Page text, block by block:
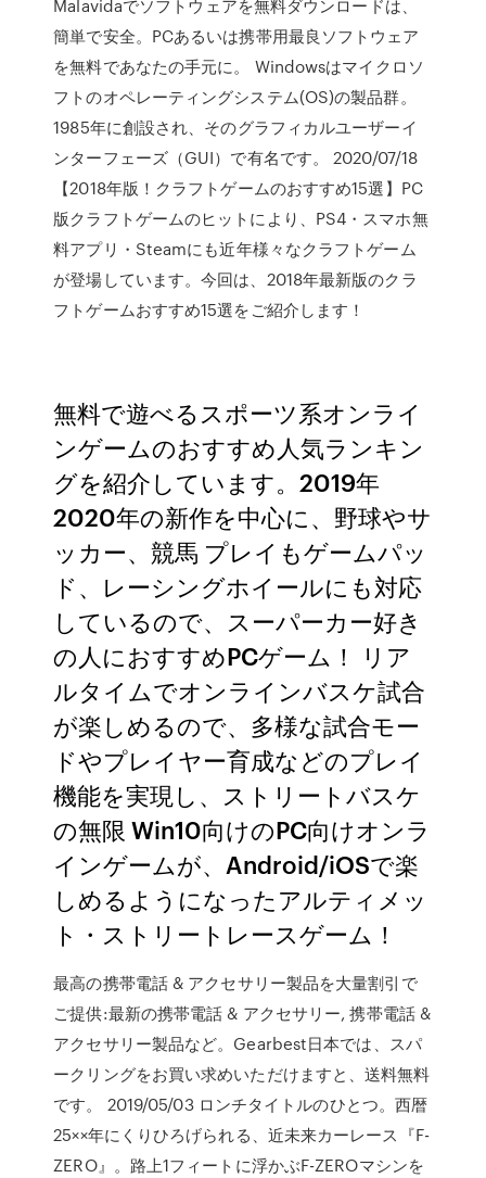
Malavidaでソフトウェアを無料ダウンロードは、
簡単で安全。PCあるいは携帯用最良ソフトウェア
を無料であなたの手元に。 Windowsはマイクロソ
フトのオペレーティングシステム(OS)の製品群。
1985年に創設され、そのグラフィカルユーザーイ
ンターフェーズ（GUI）で有名です。 2020/07/18
【2018年版！クラフトゲームのおすすめ15選】PC
版クラフトゲームのヒットにより、PS4・スマホ無
料アプリ・Steamにも近年様々なクラフトゲーム
が登場しています。今回は、2018年最新版のクラ
フトゲームおすすめ15選をご紹介します！
無料で遊べるスポーツ系オンライ
ンゲームのおすすめ人気ランキン
グを紹介しています。2019年
2020年の新作を中心に、野球やサ
ッカー、競馬 プレイもゲームパッ
ド、レーシングホイールにも対応
しているので、スーパーカー好き
の人におすすめPCゲーム！ リア
ルタイムでオンラインバスケ試合
が楽しめるので、多様な試合モー
ドやプレイヤー育成などのプレイ
機能を実現し、ストリートバスケ
の無限 Win10向けのPC向けオンラ
インゲームが、Android/iOSで楽
しめるようになったアルティメッ
ト・ストリートレースゲーム！
最高の携帯電話 & アクセサリー製品を大量割引で
ご提供:最新の携帯電話 & アクセサリー, 携帯電話 &
アクセサリー製品など。Gearbest日本では、スパ
ークリングをお買い求めいただけますと、送料無料
です。 2019/05/03 ロンチタイトルのひとつ。西暦
25××年にくりひろげられる、近未来カーレース『F-
ZERO』。路上1フィートに浮かぶF-ZEROマシンを